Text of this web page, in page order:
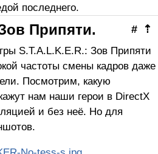
последнего.
⇡
#
Припяти.
S.T.A.L.K.E.R.: Зов Припяти
частоты смены кадров даже
Посмотрим, какую
нам наши герои в DirectX
и без неё. Но для